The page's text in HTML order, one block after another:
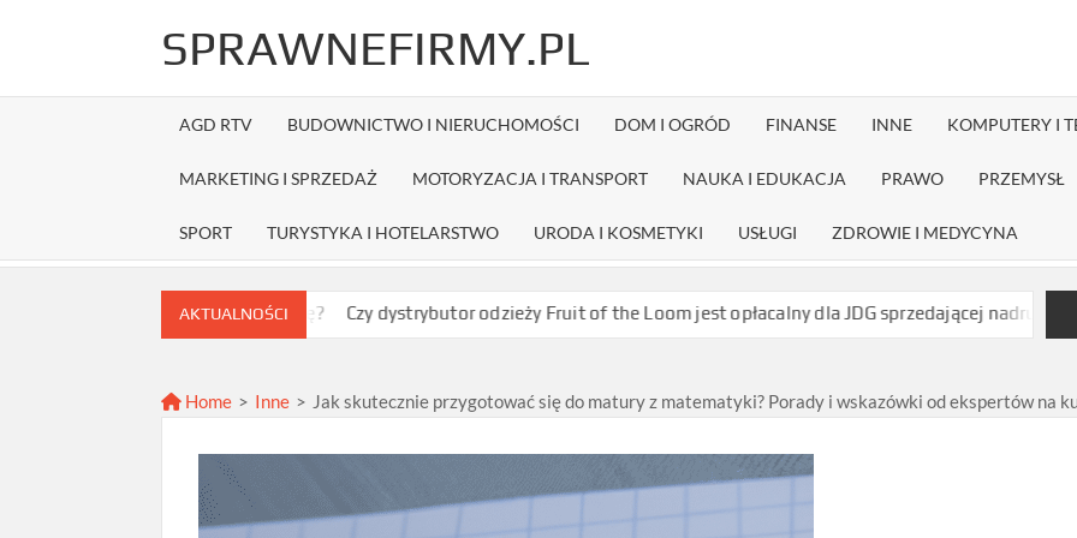
SPRAWNEFIRMY.PL
AGD RTV BUDOWNICTWO I NIERUCHOMOŚCI DOM I OGRÓD FINANSE INNE KOMPUTERY I
MARKETING I SPRZEDAŻ MOTORYZACJA I TRANSPORT NAUKA I EDUKACJA PRAWO PRZEMYSŁ
SPORT TURYSTYKA I HOTELARSTWO URODA I KOSMETYKI USŁUGI ZDROWIE I MEDYCYNA
AKTUALNOŚCI
najlepszą ofertę? Czy dystrybutor odzieży Fruit of the Loom jest opłacalny dla JDG sprzedającej nadruki na koszulkach?
Home > Inne > Jak skutecznie przygotować się do matury z matematyki? Porady i wskazówki od ekspertów na